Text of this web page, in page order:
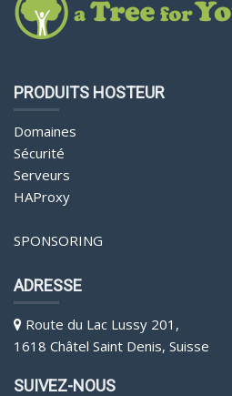
PRODUITS HOSTEUR
Domaines
Sécurité
Serveurs
HAProxy
SPONSORING
ADRESSE
Route du Lac Lussy 201,
1618 Châtel Saint Denis, Suisse
SUIVEZ-NOUS